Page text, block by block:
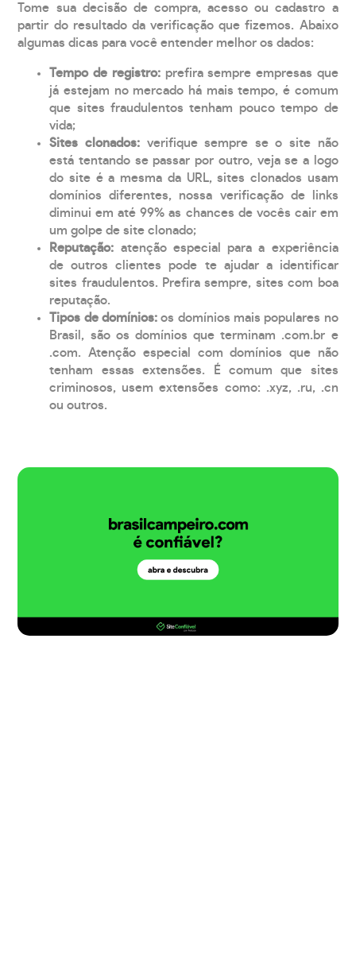
Tome sua decisão de compra, acesso ou cadastro a
partir do resultado da verificação que fizemos. Abaixo
algumas dicas para você entender melhor os dados:
Tempo de registro: prefira sempre empresas que
já estejam no mercado há mais tempo, é comum
que sites fraudulentos tenham pouco tempo de
vida;
Sites clonados: verifique sempre se o site não
está tentando se passar por outro, veja se a logo
do site é a mesma da URL, sites clonados usam
domínios diferentes, nossa verificação de links
diminui em até 99% as chances de vocês cair em
um golpe de site clonado;
Reputação: atenção especial para a experiência
de outros clientes pode te ajudar a identificar
sites fraudulentos. Prefira sempre, sites com boa
reputação.
Tipos de domínios:os domínios mais populares no
Brasil, são os domínios que terminam .com.br e
.com. Atenção especial com domínios que não
tenham essas extensões. É comum que sites
criminosos, usem extensões como: .xyz, .ru, .cn
ou outros.